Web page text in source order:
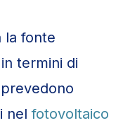
la fonte
termini di
nelfotovoltaico